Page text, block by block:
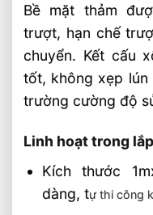
Bề mặt thảm
trượt, hạn chế
chuyển. Kết cấu
tốt, không xẹp lún
trường cường độ
Linh hoạt trong
Kích thước
dàng, tự thi công